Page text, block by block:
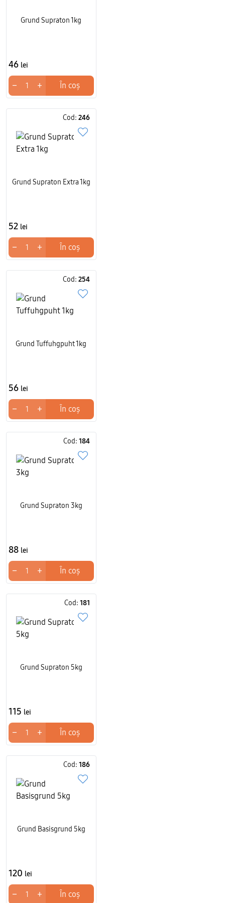
oferă o bază ideală pentru finisaje decorative
Necesită șlefuire:
Pentru un finisaj perfect, este
necesară șlefuirea după uscare
Alegeți sheetrock All Purpose 28kg asigurând un suport
alb imaculat și neted pentru finisaje de top în orice
proiect de renovare. Ideal pentru proiecte de
construcție, acest glet profesional poate fi comandat
Grund Supraton 1kg
46 lei
− + În coș
Cod: 246
Grund Supraton Extra 1kg
52 lei
− + În coș
Cod: 254
Grund Tuffuhgpuht 1kg
56 lei
− + În coș
Cod: 184
Grund Supraton 3kg
88 lei
− + În coș
Cod: 181
Grund Supraton 5kg
115 lei
− + În coș
Cod: 186
Grund Basisgrund 5kg
120 lei
− + În coș